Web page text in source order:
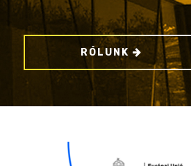
RÓLUNK